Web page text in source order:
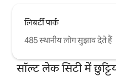
लिबर्टी पार्क
485 स्थानीय लोग सुझाव देते हैं
सॉल्ट लेक सिटी में